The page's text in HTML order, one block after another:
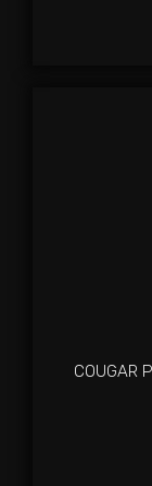
COUGAR